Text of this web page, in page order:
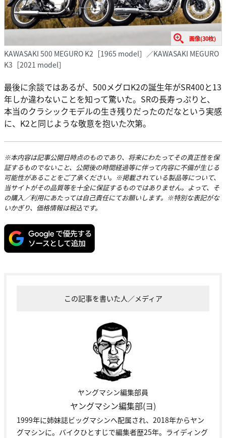
画像(30枚)
KAWASAKI 500 MEGURO K2［1965 model］／KAWASAKI MEGURO
K3［2021 model］
最後に余談ではあるが、500メグロK2の誕生年がSR400と13
年しか違わないことを知って驚いた。SRの長寿っぷりと、
本当のクラシックモデルの生き残りだったのだなという実感
に、K2と同じような敬意を抱いた次第。
※本内容は記事公開日時点のものであり、将来にわたってその真正性を保
証するものでないこと、公開後の時間経過等に伴って内容に不備が生じる
可能性があることをご了承ください。※掲載されている製品等について、
当サイトがその品質等を十全に保証するものではありません。よって、そ
の購入／利用にあたっては自己責任にてお願いします。※特別な表記がな
いかぎり、価格情報は税込です。
この記事を書いた人／メディア
ヤングマシン編集部員
ヤングマシン編集部(ヨ)
1999年に姉妹誌ビッグマシンへ配属され、2018年からヤン
グマシンに。バイクひとすじで編集者歴25年。ライディング